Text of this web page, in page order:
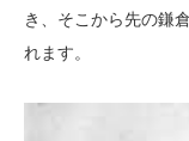
き、そこから先の鎌
れます。